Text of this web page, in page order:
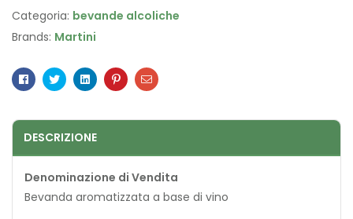
Categoria: bevande alcoliche
Brands: Martini
Facebook
TwitterLinkedinPinterestEmail
DESCRIZIONE
Denominazione di Vendita
Bevanda aromatizzata a base di vino